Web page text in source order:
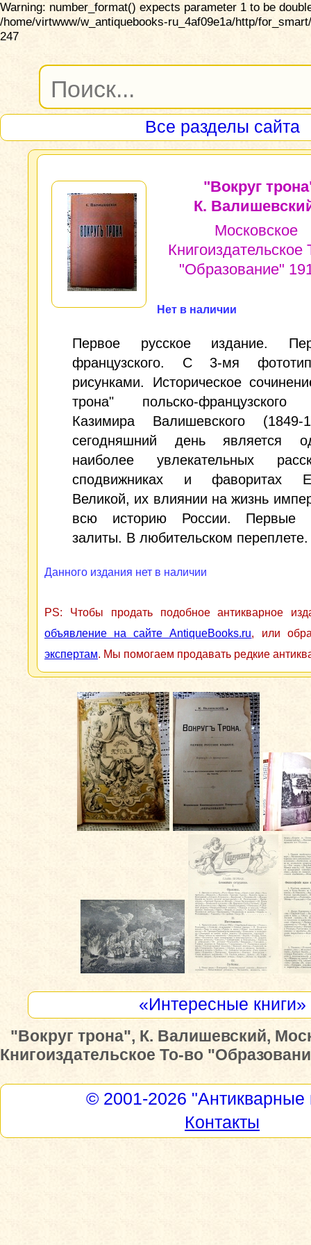
Warning: number_format() expects parameter 1 to be
/home/virtwww/w_antiquebooks-ru_4af09e1a/http/
247
Все разделы сайта
"Вокруг
К.
Московское
Книгоиздательское
"Образование"
Нет в наличии
Первое русское издание.
французского. С 3-мя
рисунками. Историческое
трона" польско-французского
Казимира Валишевского
сегодняшний день является
наиболее увлекательных
сподвижниках и фаворитах
Великой, их влиянии на жизнь
всю историю России. Первые
залиты. В любительском переплете.
Данного издания нет в наличии
PS: Чтобы продать подобное антикварное
объявление на сайте AntiqueBooks.ru, или
экспертам. Мы помогаем продавать редкие
«Интересные книги»
"Вокруг трона", К. Валишевский,
Книгоиздательское То-во
© 2001-2026 "Антикварные
Контакты